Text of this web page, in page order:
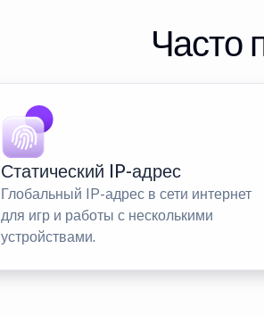
Часто
Статический IP-адрес
Глобальный IP-адрес в сети интернет
для игр и работы с несколькими
устройствами.